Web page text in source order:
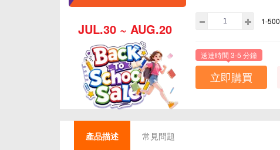
JUL.30 ~ AUG.20 1-500
送達時間 3-5 分鐘
立即購買
產品描述 常見問題